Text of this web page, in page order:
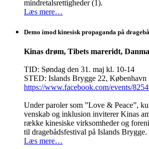
mindretalsrettigheder (1).
Læs mere…
Demo imod kinesisk propaganda på
Kinas drøm, Tibets mareridt,
TID: Søndag den 31. maj kl. 10-14
STED: Islands Brygge 22, København
https://www.facebook.com/events/
Under paroler som ”Love & Peace”,
venskab og inklusion inviterer Kinas
række kinesiske virksomheder og
til dragebådsfestival på Islands Brygge.
Læs mere…